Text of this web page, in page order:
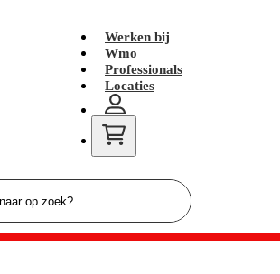
Werken bij
Wmo
Professionals
Locaties